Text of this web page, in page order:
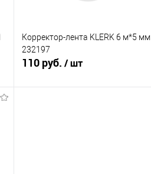
Корректор-лента KLERK 6 м*5 мм
232197
110 руб. / шт